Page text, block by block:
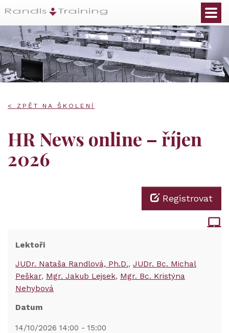
< ZPĚT NA ŠKOLENÍ
HR News online – říjen
2026
Registrovat
Lektoři
JUDr. Nataša Randlová, Ph.D. JUDr. Bc. Michal
Peškar Mgr. Jakub Lejsek Mgr. Bc. Kristýna
Nehybová
Datum
14/10/2026 14:00 - 15:00